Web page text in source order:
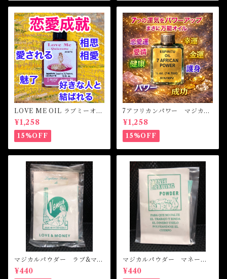
LOVE ME OIL ラブミーオイ
ル -相思相愛・愛される-
¥1,258
15%OFF
7アフリカンパワー マジカル
オイル・魔女オイル 7AFRI
CAN POWERS Magical Oil
¥1,258
15%OFF
マジカルパウダー ラブ&マネ
ー Magical Powder LOVE
&MONEY
¥440
マジカルパウダー マネード
ローイング Magical Powde
r MONEY DRAWING
¥440